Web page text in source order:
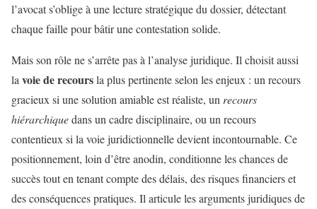
l’avocat s’oblige à une lecture stratégique du dossier, détectant
chaque faille pour bâtir une contestation solide.
Mais son rôle ne s’arrête pas à l’analyse juridique. Il choisit aussi
la voie de recoursla plus pertinente selon les enjeux : un recours
gracieux si une solution amiable est réaliste, un recours
hiérarchiquedans un cadre disciplinaire, ou un recours
contentieux si la voie juridictionnelle devient incontournable. Ce
positionnement, loin d’être anodin, conditionne les chances de
succès tout en tenant compte des délais, des risques financiers et
des conséquences pratiques. Il articule les arguments juridiques de